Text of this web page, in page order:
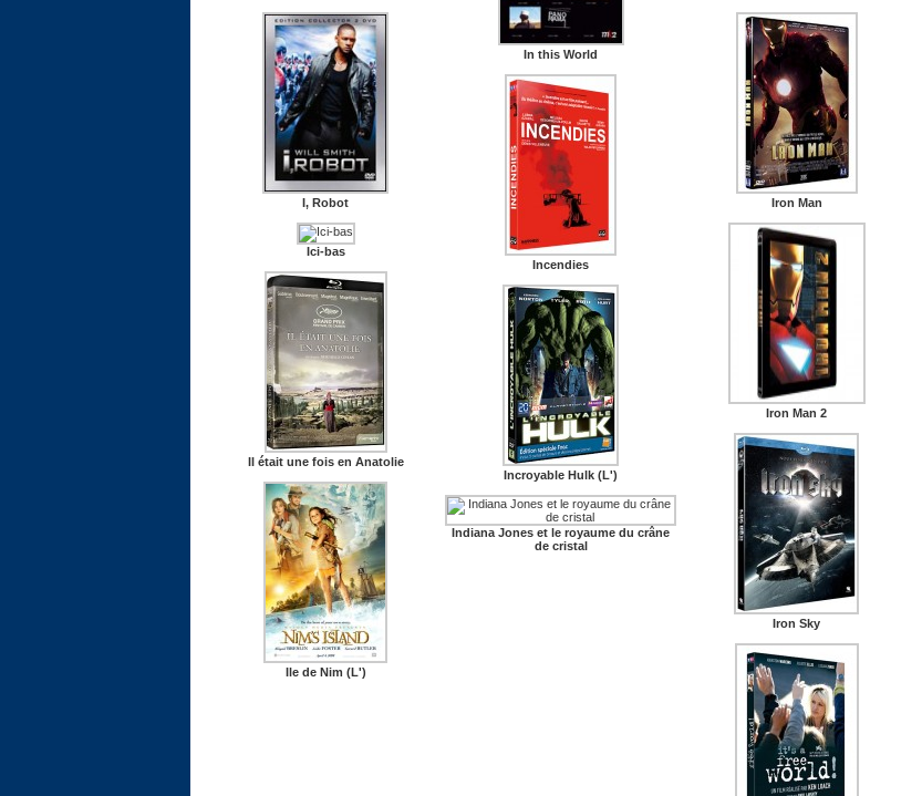
I, Robot
Ici-bas
Il était une fois en Anatolie
Ile de Nim (L')
In this World
Incendies
Incroyable Hulk (L')
Indiana Jones et le royaume du crâne
de cristal
Iron Man
Iron Man 2
Iron Sky